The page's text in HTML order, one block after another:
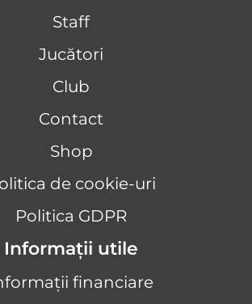
Staff
Jucători
Club
Contact
Shop
de cookie-uri
Politica GDPR
Informații utile
financiare